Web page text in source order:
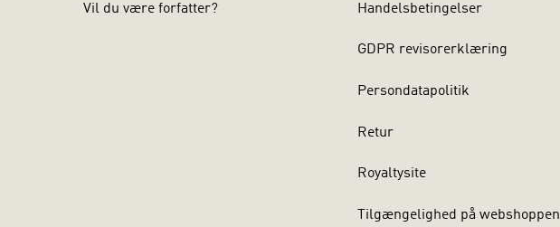
Vil du være forfatter? Handelsbetingelser
GDPR revisorerklæring
Persondatapolitik
Retur
Royaltysite
Tilgængelighed på webshoppen